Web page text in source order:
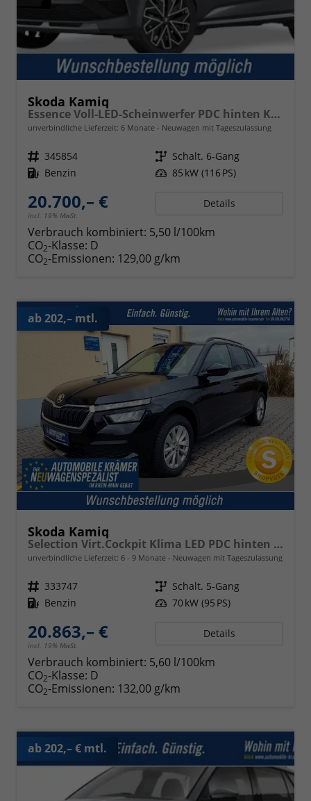
Skoda Kamiq
Essence Voll-LED-Scheinwerfer PDC hinten Klima
unverbindliche Lieferzeit: 6 Monate Neuwagen mit Tageszulassung
Fahrzeugnr. 345854 Getriebe Schalt. 6-Gang
Kraftstoff Benzin Leistung 85 kW (116 PS)
20.700,– €
incl. 19% MwSt.
Details
Verbrauch kombiniert: 5,50 l/100km
CO2-Klasse: D
CO2-Emissionen: 129,00 g/km
ab 202,– mtl.
Skoda Kamiq
Selection Virt.Cockpit Klima LED PDC hinten Sitzheizung
unverbindliche Lieferzeit: 6 - 9 Monate Neuwagen mit Tageszulassung
Fahrzeugnr. 333747 Getriebe Schalt. 5-Gang
Kraftstoff Benzin Leistung 70 kW (95 PS)
20.863,– €
incl. 19% MwSt.
Details
Verbrauch kombiniert: 5,60 l/100km
CO2-Klasse: D
CO2-Emissionen: 132,00 g/km
ab 202,– € mtl.